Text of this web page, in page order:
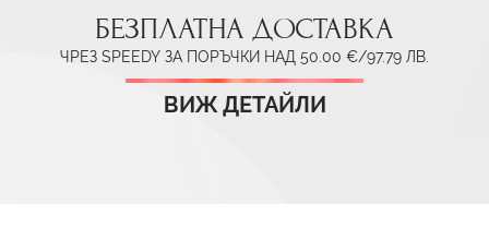
БЕЗПЛАТНА ДОСТАВКА
ЧРЕЗ SPEEDY ЗА ПОРЪЧКИ НАД 50.00 €/97.79 ЛВ.
ВИЖ ДЕТАЙЛИ